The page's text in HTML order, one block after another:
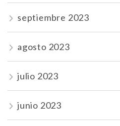
septiembre 2023
agosto 2023
julio 2023
junio 2023